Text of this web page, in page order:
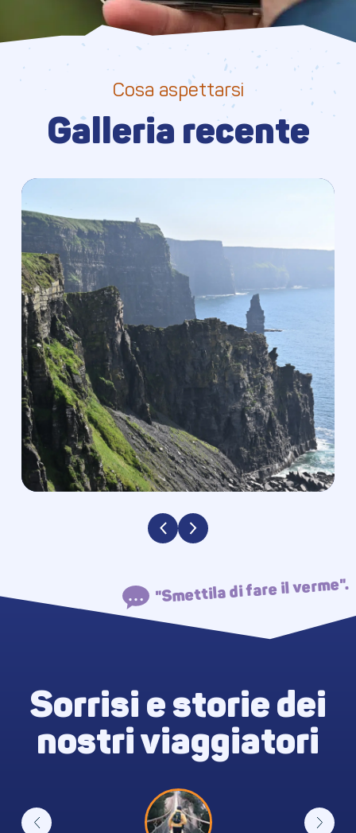
Cosa aspettarsi
Galleria recente
"Smettila di fare il verme".
Sorrisi e storie dei
nostri viaggiatori